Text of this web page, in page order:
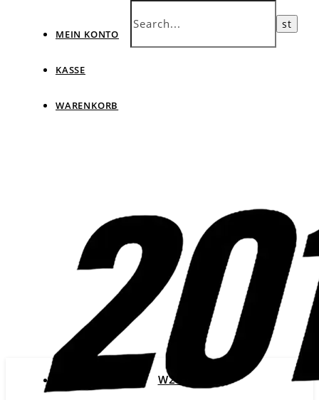
MEIN KONTO
KASSE
WARENKORB
W201